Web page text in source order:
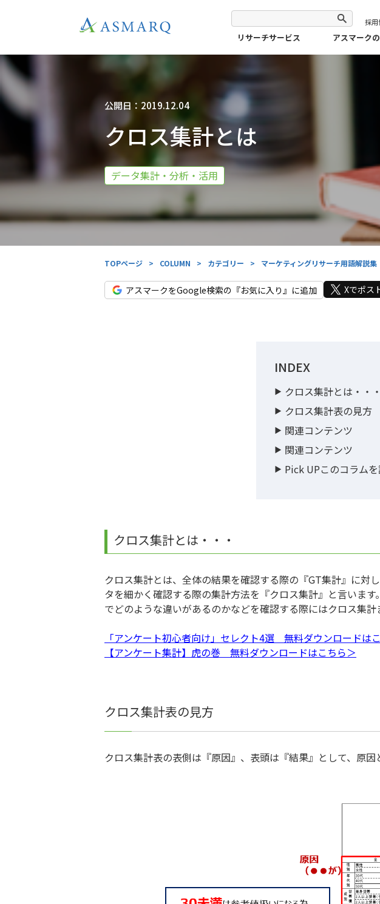
採用
リサーチサービス アスマーク
公開日：2019.12.04
クロス集計とは
データ集計・分析・活用
TOPページ > COLUMN > カテゴリー > マーケティングリサーチ用語解説集
アスマークをGoogle検索の『お気に入り』に追加 Xでポス
INDEX
クロス集計とは・・・
クロス集計表の見方
関連コンテンツ
関連コンテンツ
Pick UPこのコラム
クロス集計とは・・・
クロス集計とは、全体の結果を確認する際の『GT集計』に対
タを細かく確認する際の集計方法を『クロス集計』と言いま
でどのような違いがあるのかなどを確認する際にはクロス集計
「アンケート初心者向け」セレクト4選 無料ダウンロードは
【アンケート集計】虎の巻 無料ダウンロードはこちら＞
クロス集計表の見方
クロス集計表の表側は『原因』、表頭は『結果』として、原